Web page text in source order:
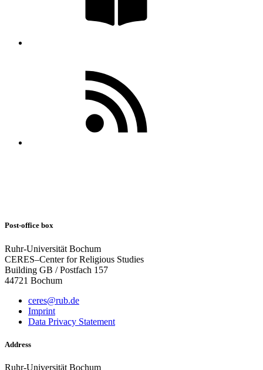
Post-office box
Ruhr-Universität Bochum
CERES–Center for Religious Studies
Building GB / Postfach 157
44721 Bochum
ceres@rub.de
Imprint
Data Privacy Statement
Address
Ruhr-Universität Bochum